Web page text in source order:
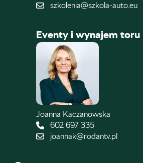
szkolenia@szkola-auto.eu
Eventy i wynajem toru
Joanna Kaczanowska
602 697 335
joannak@rodantv.pl